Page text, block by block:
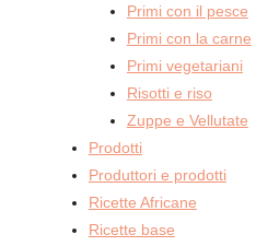
Primi con il pesce
Primi con la carne
Primi vegetariani
Risotti e riso
Zuppe e Vellutate
Prodotti
Produttori e prodotti
Ricette Africane
Ricette base